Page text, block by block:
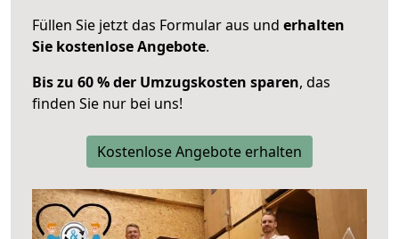
Füllen Sie jetzt das Formular aus und erhalten
Sie kostenlose Angebote.
Bis zu 60 % der Umzugskosten sparen, das
finden Sie nur bei uns!
Kostenlose Angebote erhalten